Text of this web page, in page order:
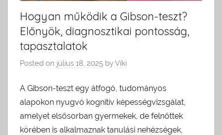
Hogyan működik a Gibson-teszt?
Előnyök, diagnosztikai pontosság,
tapasztalatok
Posted on július 18, 2025 byViki
A Gibson-teszt egy átfogó, tudományos
alapokon nyugvó kognitív képességvizsgálat,
amelyet elsősorban gyermekek, de felnőttek
körében is alkalmaznak tanulási nehézségek,